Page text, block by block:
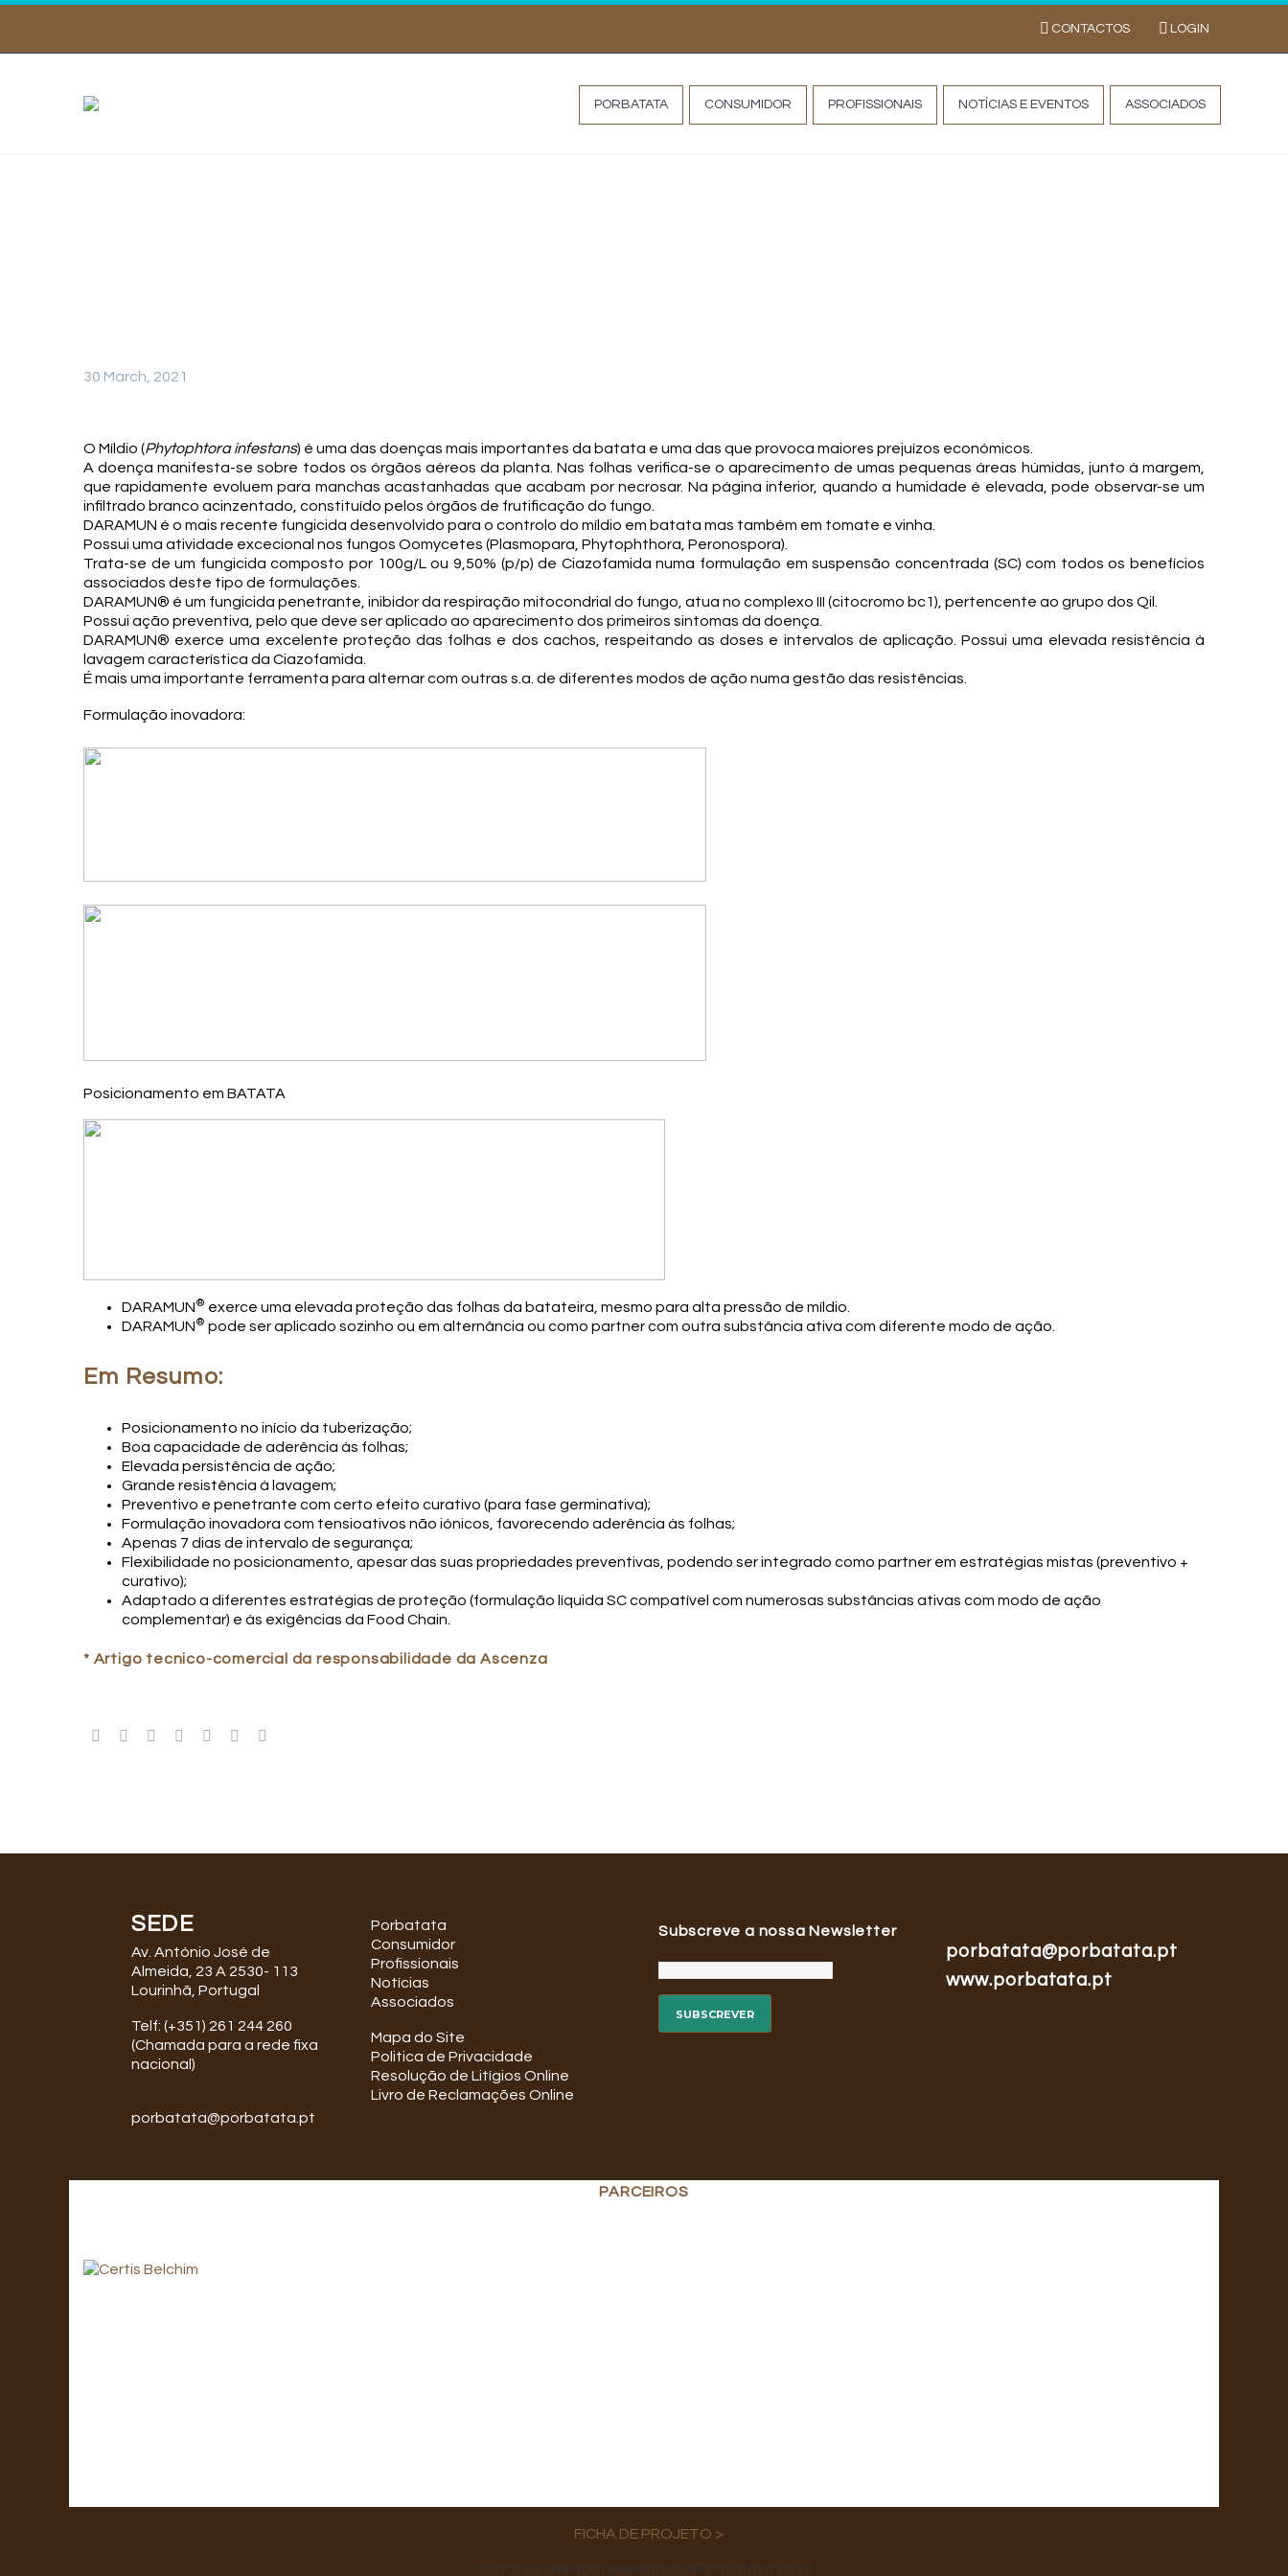
CONTACTOS LOGIN
PORBATATA CONSUMIDOR PROFISSIONAIS NOTÍCIAS E EVENTOS ASSOCIADOS
30 March, 2021
O Míldio (Phytophtora infestans) é uma das doenças mais importantes da batata e uma das que provoca maiores prejuízos económicos.
A doença manifesta-se sobre todos os órgãos aéreos da planta. Nas folhas verifica-se o aparecimento de umas pequenas áreas húmidas, junto à margem,
que rapidamente evoluem para manchas acastanhadas que acabam por necrosar. Na página inferior, quando a humidade é elevada, pode observar-se um
infiltrado branco acinzentado, constituído pelos órgãos de frutificação do fungo.
DARAMUN é o mais recente fungicida desenvolvido para o controlo do míldio em batata mas também em tomate e vinha.
Possui uma atividade excecional nos fungos Oomycetes (Plasmopara, Phytophthora, Peronospora).
Trata-se de um fungicida composto por 100g/L ou 9,50% (p/p) de Ciazofamida numa formulação em suspensão concentrada (SC) com todos os benefícios
associados deste tipo de formulações.
DARAMUN® é um fungicida penetrante, inibidor da respiração mitocondrial do fungo, atua no complexo III (citocromo bc1), pertencente ao grupo dos Qil.
Possui ação preventiva, pelo que deve ser aplicado ao aparecimento dos primeiros sintomas da doença.
DARAMUN® exerce uma excelente proteção das folhas e dos cachos, respeitando as doses e intervalos de aplicação. Possui uma elevada resistência à
lavagem característica da Ciazofamida.
É mais uma importante ferramenta para alternar com outras s.a. de diferentes modos de ação numa gestão das resistências.
Formulação inovadora:
Posicionamento em BATATA
DARAMUN® exerce uma elevada proteção das folhas da batateira, mesmo para alta pressão de míldio.
DARAMUN® pode ser aplicado sozinho ou em alternância ou como partner com outra substância ativa com diferente modo de ação.
Em Resumo:
Posicionamento no início da tuberização;
Boa capacidade de aderência às folhas;
Elevada persistência de ação;
Grande resistência à lavagem;
Preventivo e penetrante com certo efeito curativo (para fase germinativa);
Formulação inovadora com tensioativos não iónicos, favorecendo aderência às folhas;
Apenas 7 dias de intervalo de segurança;
Flexibilidade no posicionamento, apesar das suas propriedades preventivas, podendo ser integrado como partner em estratégias mistas (preventivo +
curativo);
Adaptado a diferentes estratégias de proteção (formulação líquida SC compatível com numerosas substâncias ativas com modo de ação
complementar) e às exigências da Food Chain.
* Artigo tecnico-comercial da responsabilidade da Ascenza
SEDE
Av. António José de
Almeida, 23 A 2530- 113
Lourinhã, Portugal
Telf: (+351) 261 244 260
(Chamada para a rede fixa
nacional)
porbatata@porbatata.pt
Porbatata
Consumidor
Profissionais
Notícias
Associados
Mapa do Site
Politica de Privacidade
Resolução de Litígios Online
Livro de Reclamações Online
Subscreve a nossa Newsletter
porbatata@porbatata.pt
www.porbatata.pt
PARCEIROS
FICHA DE PROJETO >
Todos os direitos reservados à Porbatata 2017